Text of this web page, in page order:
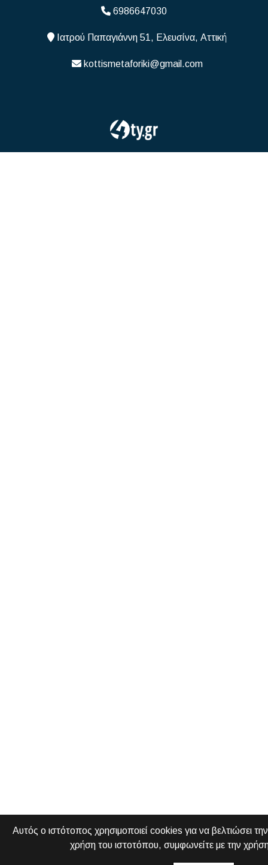
6986647030
Ιατρού Παπαγιάννη 51, Ελευσίνα, Αττική
kottismetaforiki@gmail.com
Αυτός ο ιστότοπος χρησιμοποιεί cookies για να βελτιώσει
χρήση του ιστοτόπου, συμφωνείτε με την